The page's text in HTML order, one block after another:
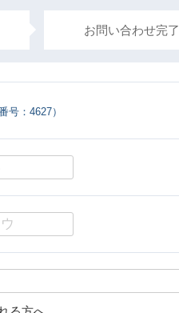
お問い合わせ完了
号：4627）